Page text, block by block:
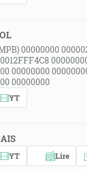
00000000
00000000
00000000
YT
YT Lire